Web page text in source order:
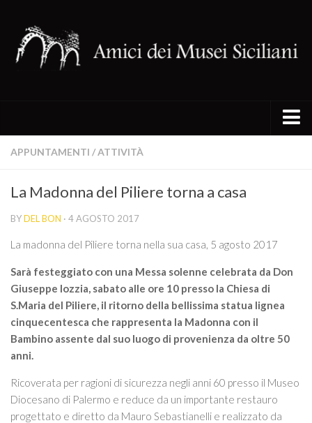
I siti del circuito
Chiesa di Santa Maria del Piliere
Oratorio di San Lorenzo
Oratorio di San Mercurio
Palazzo Alliata di Pietratagliata
Palazzo Gangi
Itinerari
ART STUDIO VISIT
Didattica
Stage
Le nostre guide autorizzate
APPUNTAMENTI /ATTIVITÀ
La Madonna del Piliere torna a casa
BYDEL BON · 4 AGOSTO 2017
La madonna del Piliere torna nella sua casa, 5 agosto 2017
Sarà festeggiato con una Messa solenne celebrata da Don
Giuseppe Iozzia, sabato alle ore 10 presso la Chiesa di
S.Maria del Piliere, il ritorno della bellissima statua lignea
cinquecentesca che rappresenta la Madonna con il
Bambino assente dal suo luogo di provenienza da oltre 50
anni.
Ricoverata per ragioni di sicurezza negli anni 60 presso il Museo
Diocesano di Palermo e reduce da un importante restauro
progettato e diretto da Mauro Sebastianelli e realizzato da